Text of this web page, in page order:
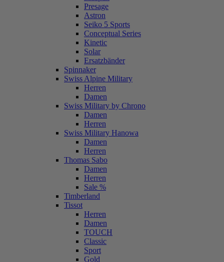
Presage
Astron
Seiko 5 Sports
Conceptual Series
Kinetic
Solar
Ersatzbänder
Spinnaker
Swiss Alpine Military
Herren
Damen
Swiss Military by Chrono
Damen
Herren
Swiss Military Hanowa
Damen
Herren
Thomas Sabo
Damen
Herren
Sale %
Timberland
Tissot
Herren
Damen
TOUCH
Classic
Sport
Gold